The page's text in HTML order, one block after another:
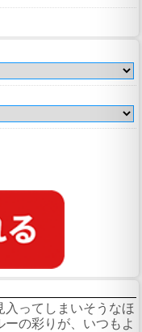
ってしまいそうなほ
の彩りが、いつもよ